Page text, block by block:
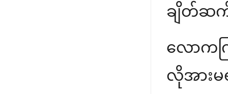
ချိတ်ဆက်
လောက
လိုအားမ